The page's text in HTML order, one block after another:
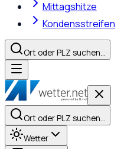
Mittagshitze
Kondensstreifen
Ort oder PLZ suchen…
Ort oder PLZ suchen…
Wetter